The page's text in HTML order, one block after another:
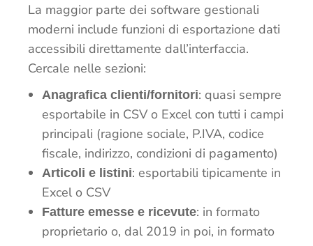
La maggior parte dei software gestionali
moderni include funzioni di esportazione dati
accessibili direttamente dall’interfaccia.
Cercale nelle sezioni:
Anagrafica clienti/fornitori: quasi sempre
esportabile in CSV o Excel con tutti i campi
principali (ragione sociale, P.IVA, codice
fiscale, indirizzo, condizioni di pagamento)
Articoli e listini: esportabili tipicamente in
Excel o CSV
Fatture emesse e ricevute: in formato
proprietario o, dal 2019 in poi, in formato